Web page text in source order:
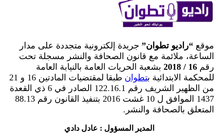
موقع “راديو تطوان” جريدة إلكترونية متجددة على مدار
الساعة، ملائمة مع قانون الصحافة والنشر مسجلة تحت
رقم 16 / 2018
بشعبة الحريات العامة بالنيابة العامة
للمحكمة الابتدائية بتطوان
طبقا لمقتضيات المادتين 16 و 21
من الظهير الشريف رقم 122.16.1 الصادر في 6 ذي القعدة
1437 الموافق ل 10 غشت 2016 بتنفيذ القانون رقم 88.13
المتعلق بالصحافة والنشر.
المدير المسؤول : عادل دادي